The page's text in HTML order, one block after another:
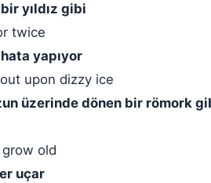
yıldız gibi
twice
yapıyor
upon dizzy ice
üzerinde dönen bir römork
old
uçar